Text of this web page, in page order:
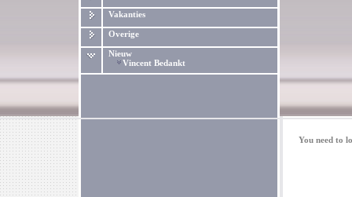
Vakanties
Overige
Nieuw
Vincent Bedankt
You need to